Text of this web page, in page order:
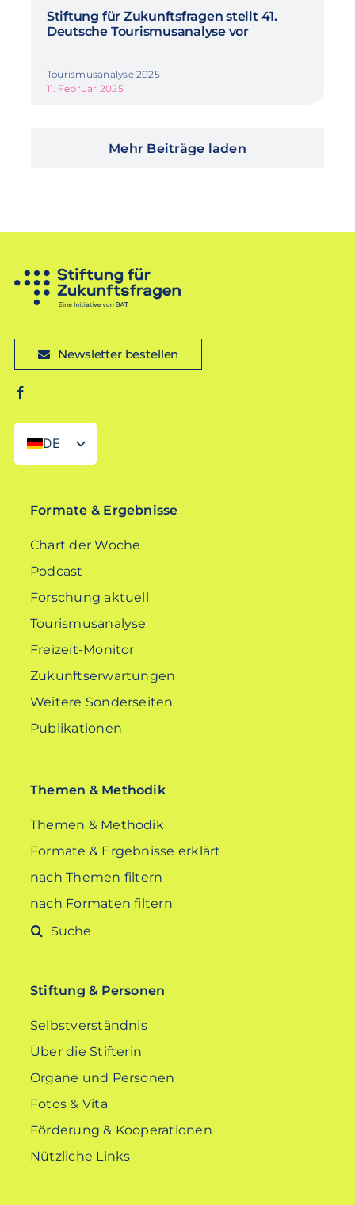
Stiftung für Zukunftsfragen stellt 41.
Deutsche Tourismusanalyse vor
Tourismusanalyse 2025
11. Februar 2025
Mehr Beiträge laden
Newsletter bestellen
DE
EN
Formate & Ergebnisse
Chart der Woche
Podcast
Forschung aktuell
Tourismusanalyse
Freizeit-Monitor
Zukunftserwartungen
Weitere Sonderseiten
Publikationen
Themen & Methodik
Themen & Methodik
Formate & Ergebnisse erklärt
nach Themen filtern
nach Formaten filtern
Suche
Stiftung & Personen
Selbstverständnis
Über die Stifterin
Organe und Personen
Fotos & Vita
Förderung & Kooperationen
Nützliche Links